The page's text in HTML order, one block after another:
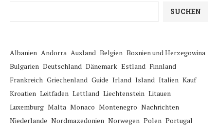
SUCHEN
Albanien Andorra Ausland Belgien Bosnien und Herzegowina
Bulgarien Deutschland Dänemark Estland Finnland
Frankreich Griechenland Guide Irland Island Italien Kauf
Kroatien Leitfaden Lettland Liechtenstein Litauen
Luxemburg Malta Monaco Montenegro Nachrichten
Niederlande Nordmazedonien Norwegen Polen Portugal